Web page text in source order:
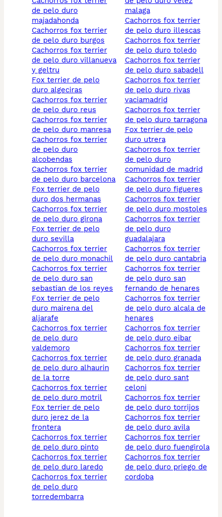
de pelo duro
majadahonda
cachorros fox terrier
de pelo duro burgos
cachorros fox terrier
de pelo duro villanueva
y geltru
fox terrier de pelo
duro algeciras
cachorros fox terrier
de pelo duro reus
cachorros fox terrier
de pelo duro manresa
cachorros fox terrier
de pelo duro
alcobendas
cachorros fox terrier
de pelo duro barcelona
fox terrier de pelo
duro dos hermanas
cachorros fox terrier
de pelo duro girona
fox terrier de pelo
duro sevilla
cachorros fox terrier
de pelo duro monachil
cachorros fox terrier
de pelo duro san
sebastian de los reyes
fox terrier de pelo
duro mairena del
aljarafe
cachorros fox terrier
de pelo duro
valdemoro
cachorros fox terrier
de pelo duro alhaurin
de la torre
cachorros fox terrier
de pelo duro motril
fox terrier de pelo
duro jerez de la
frontera
cachorros fox terrier
de pelo duro pinto
cachorros fox terrier
de pelo duro laredo
cachorros fox terrier
de pelo duro
torredembarra
malaga
cachorros fox terrier
de pelo duro illescas
cachorros fox terrier
de pelo duro toledo
cachorros fox terrier
de pelo duro sabadell
cachorros fox terrier
de pelo duro rivas
vaciamadrid
cachorros fox terrier
de pelo duro tarragona
fox terrier de pelo
duro utrera
cachorros fox terrier
de pelo duro
comunidad de madrid
cachorros fox terrier
de pelo duro figueres
cachorros fox terrier
de pelo duro mostoles
cachorros fox terrier
de pelo duro
guadalajara
cachorros fox terrier
de pelo duro cantabria
cachorros fox terrier
de pelo duro san
fernando de henares
cachorros fox terrier
de pelo duro alcala de
henares
cachorros fox terrier
de pelo duro eibar
cachorros fox terrier
de pelo duro granada
cachorros fox terrier
de pelo duro sant
celoni
cachorros fox terrier
de pelo duro torrijos
cachorros fox terrier
de pelo duro avila
cachorros fox terrier
de pelo duro fuengirola
cachorros fox terrier
de pelo duro priego de
cordoba